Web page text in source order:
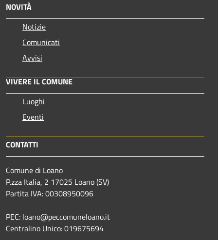
NOVITÀ
Notizie
Comunicati
Avvisi
VIVERE IL COMUNE
Luoghi
Eventi
CONTATTI
Comune di Loano
P.zza Italia, 2 17025 Loano (SV)
Partita IVA: 00308950096
PEC: loano@peccomuneloano.it
Centralino Unico: 019675694